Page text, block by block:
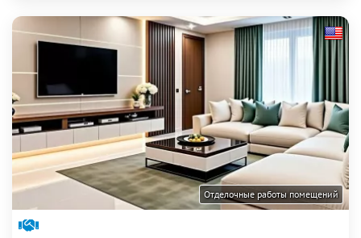
Отделочные работы помещений